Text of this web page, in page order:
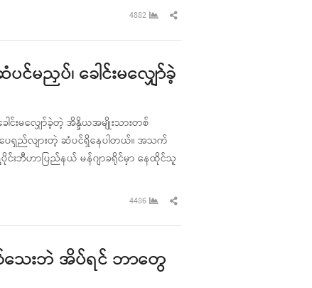
4882
Share
post
င်မညှပ်၊ ခေါင်းမလျှော်ခဲ့
င်းမလျှော်ခဲ့တဲ့ အိန္ဒိယအမျိုးသားတစ်
ေရှည်လျားတဲ့ ဆံပင်ရှိနေပါတယ်။ အသက်
းဘီဟာပြည်နယ် မန်ဂျာခရိုင်မှာ နေထိုင်သူ
4486
Share
post
သေးဘဲ အိပ်ရင် ဘာတွေ